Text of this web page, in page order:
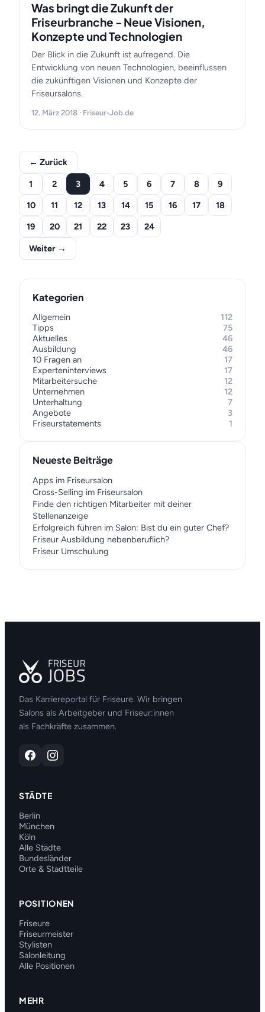
Was bringt die Zukunft der
Friseurbranche - Neue Visionen,
Konzepte und Technologien
Der Blick in die Zukunft ist aufregend. Die
Entwicklung von neuen Technologien, beeinflussen
die zukünftigen Visionen und Konzepte der
Friseursalons.
12. März 2018 · Friseur-Job.de
← Zurück
1 2 3 4 5 6 7 8
9
10
11 12 13 14 15 16 17
18
19
20 21 22 23 24
Weiter →
Kategorien
Allgemein
112
Tipps
75
Aktuelles
46
Ausbildung
46
10 Fragen an
17
Experteninterviews
17
Mitarbeitersuche
12
Unternehmen
12
Unterhaltung
7
Angebote
3
Friseurstatements
1
Neueste Beiträge
Apps im Friseursalon
Cross-Selling im Friseursalon
Finde den richtigen Mitarbeiter mit deiner
Stellenanzeige
Erfolgreich führen im Salon: Bist du ein guter Chef?
Friseur Ausbildung nebenberuflich?
Friseur Umschulung
Das Karriereportal für Friseure. Wir bringen
Salons als Arbeitgeber und Friseur:innen
als Fachkräfte zusammen.
STÄDTE
Berlin
München
Köln
Alle Städte
Bundesländer
Orte & Stadtteile
POSITIONEN
Friseure
Friseurmeister
Stylisten
Salonleitung
Alle Positionen
MEHR